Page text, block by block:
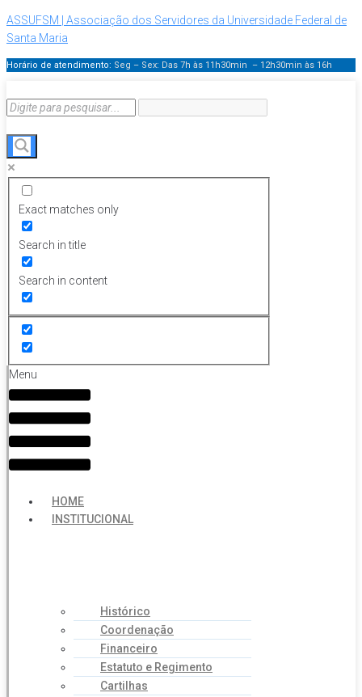
ASSUFSM | Associação dos Servidores da Universidade Federal de
Santa Maria
Horário de atendimento: Seg – Sex: Das 7h às 11h30min – 12h30min às 16h
Exact matches only
Search in title
Search in content
Menu
HOME
INSTITUCIONAL
Histórico
Coordenação
Financeiro
Estatuto e Regimento
Cartilhas